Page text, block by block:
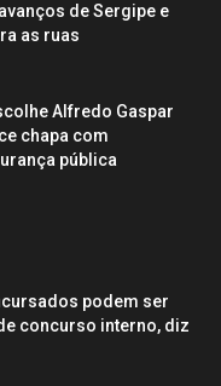
de Sergipe e
as ruas
Alfredo Gaspar
chapa com
pública
podem ser
concurso interno, diz